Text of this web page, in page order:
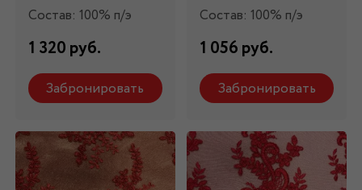
Состав: 100% п/э
1 320 руб.
Забронировать
Состав: 100% п/э
1 056 руб.
Забронировать